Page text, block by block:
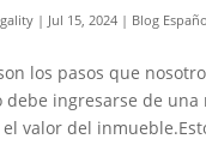
| Jul 15, 2024 | Blog
los pasos que
debe ingresarse de
valor del